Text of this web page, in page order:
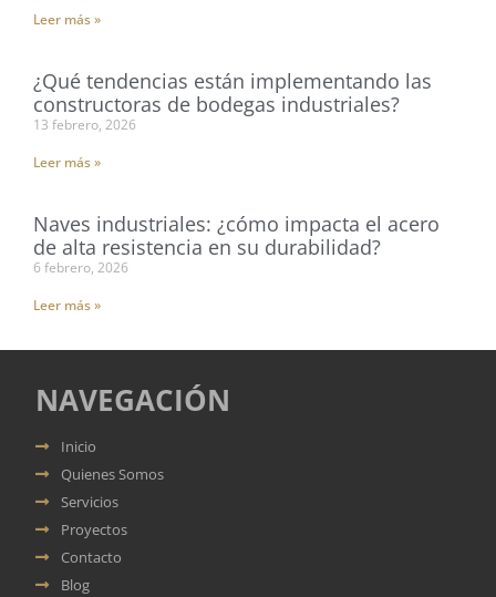
Leer más »
¿Qué tendencias están implementando las
constructoras de bodegas industriales?
13 febrero, 2026
Leer más »
Naves industriales: ¿cómo impacta el acero
de alta resistencia en su durabilidad?
6 febrero, 2026
Leer más »
NAVEGACIÓN
Inicio
Quienes Somos
Servicios
Proyectos
Contacto
Blog